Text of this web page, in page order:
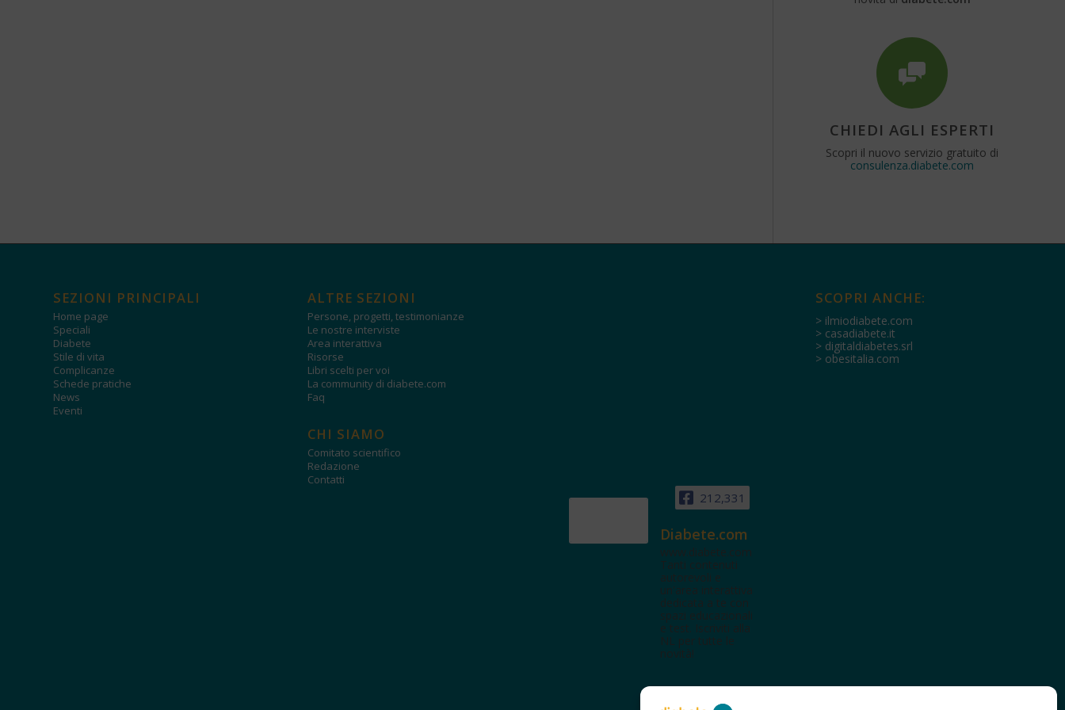
CHIEDI AGLI ESPERTI
Scopri il nuovo servizio gratuito di
consulenza.diabete.com
SEZIONI PRINCIPALI
Home page
Speciali
Diabete
Stile di vita
Complicanze
Schede pratiche
News
Eventi
ALTRE SEZIONI
Persone, progetti, testimonianze
Le nostre interviste
Area interattiva
Risorse
Libri scelti per voi
La community di diabete.com
Faq
CHI SIAMO
Comitato scientifico
Redazione
Contatti
212,331
Diabete.com
www.diabete.com
Tanti contenuti
autorevoli e
un'area interattiva
dedicata a te con
spazi educazionali
e test. Iscriviti alla
NL per tutte le
novità!
SCOPRI ANCHE:
> ilmiodiabete.com
> casadiabete.it
> digitaldiabetes.srl
> obesitalia.com